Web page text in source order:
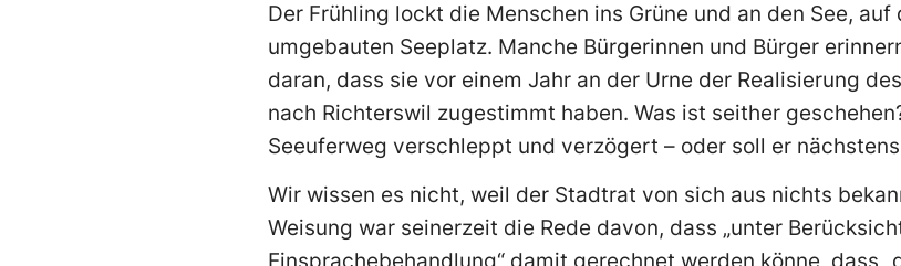
Der Frühling lockt die Menschen ins Grüne und an den See,
umgebauten Seeplatz. Manche Bürgerinnen und Bürger
daran, dass sie vor einem Jahr an der Urne der Realisierung
nach Richterswil zugestimmt haben. Was ist seither
Seeuferweg verschleppt und verzögert – oder soll er
Wir wissen es nicht, weil der Stadtrat von sich aus nichts
Weisung war seinerzeit die Rede davon, dass „unter